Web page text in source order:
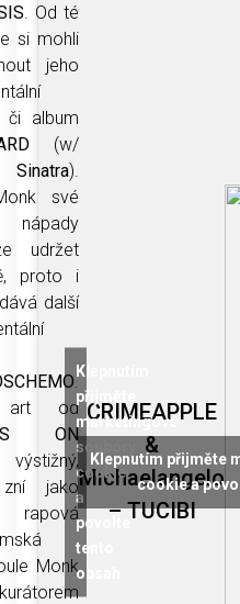
. Od té
si mohli
jeho
či album
(w/
).
své
udržet
proto i
další
.
art od
ON
jako
Monk
Klepnutím
přijměte
marketingové
soubory
cookie
a
povolte
tento
obsah
CRIMEAPPLE
&
Michaelangelo
– TUCIBI
Klepnutím přijměte
cookie a